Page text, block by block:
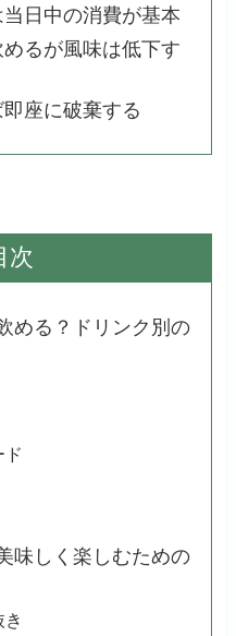
日中の消費が基本
るが風味は低下す
座に破棄する
次
める？ドリンク別の
ド
味しく楽しむための